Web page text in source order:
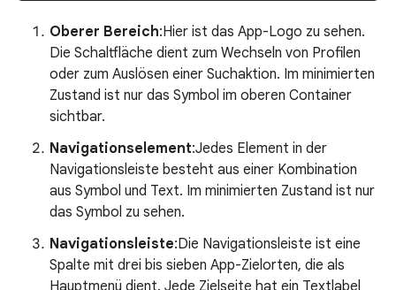
Oberer Bereich:Hier ist das App-Logo zu sehen.
Die Schaltfläche dient zum Wechseln von Profilen
oder zum Auslösen einer Suchaktion. Im minimierten
Zustand ist nur das Symbol im oberen Container
sichtbar.
Navigationselement:Jedes Element in der
Navigationsleiste besteht aus einer Kombination
aus Symbol und Text. Im minimierten Zustand ist nur
das Symbol zu sehen.
Navigationsleiste:Die Navigationsleiste ist eine
Spalte mit drei bis sieben App-Zielorten, die als